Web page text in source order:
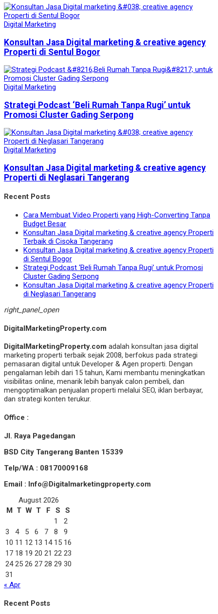
Digital Marketing
Konsultan Jasa Digital marketing & creative agency
Properti di Sentul Bogor
Digital Marketing
Strategi Podcast ‘Beli Rumah Tanpa Rugi’ untuk
Promosi Cluster Gading Serpong
Digital Marketing
Konsultan Jasa Digital marketing & creative agency
Properti di Neglasari Tangerang
Recent Posts
Cara Membuat Video Properti yang High-Converting Tanpa
Budget Besar
Konsultan Jasa Digital marketing & creative agency Properti
Terbaik di Cisoka Tangerang
Konsultan Jasa Digital marketing & creative agency Properti
di Sentul Bogor
Strategi Podcast ‘Beli Rumah Tanpa Rugi’ untuk Promosi
Cluster Gading Serpong
Konsultan Jasa Digital marketing & creative agency Properti
di Neglasari Tangerang
right_panel_open
DigitalMarketingProperty.com
DigitalMarketingProperty.com adalah konsultan jasa digital
marketing properti terbaik sejak 2008, berfokus pada strategi
pemasaran digital untuk Developer & Agen properti. Dengan
pengalaman lebih dari 15 tahun, Kami membantu meningkatkan
visibilitas online, menarik lebih banyak calon pembeli, dan
mengoptimalkan penjualan properti melalui SEO, iklan berbayar,
dan strategi konten terukur.
Office :
Jl. Raya Pagedangan
BSD City Tangerang Banten 15339
Telp/WA : 08170009168
Email : Info@Digitalmarketingproperty.com
August 2026
M
T W T F S
S
1
2
3
4 5 6 7 8
9
10 11 12 13 14 15 16
17 18 19 20 21 22 23
24 25 26 27 28 29 30
31
« Apr
Recent Posts